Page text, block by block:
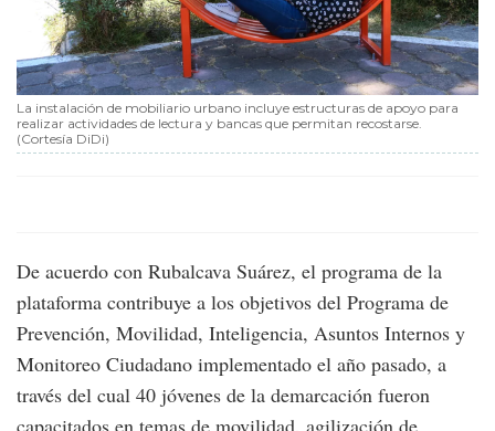
La instalación de mobiliario urbano incluye estructuras de apoyo para
realizar actividades de lectura y bancas que permitan recostarse.
(Cortesía DiDi)
De acuerdo con Rubalcava Suárez, el programa de la
plataforma contribuye a los objetivos del Programa de
Prevención, Movilidad, Inteligencia, Asuntos Internos y
Monitoreo Ciudadano implementado el año pasado, a
través del cual 40 jóvenes de la demarcación fueron
capacitados en temas de movilidad, agilización de